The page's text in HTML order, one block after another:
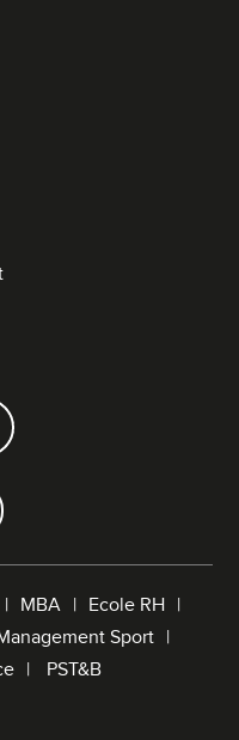
MBA
Ecole RH
Sport
PST&B